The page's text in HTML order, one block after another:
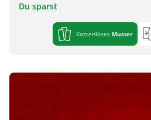
Du sparst
Kostenloses Muster